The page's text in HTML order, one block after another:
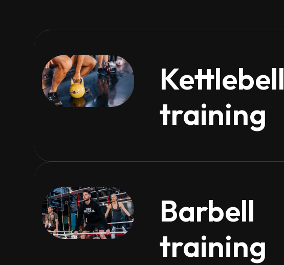
Kettlebell
training
Barbell
training